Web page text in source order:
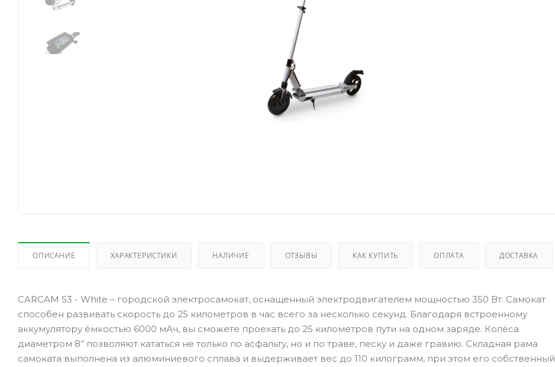
ОПИСАНИЕ ХАРАКТЕРИСТИКИ НАЛИЧИЕ ОТЗЫВЫ КАК КУПИТЬ ОПЛАТА ДОСТАВКА
CARCAM S3 - White – городской электросамокат, оснащенный электродвигателем мощностью 350 Вт. Самокат
способен развивать скорость до 25 километров в час всего за несколько секунд. Благодаря встроенному
аккумулятору ёмкостью 6000 мАч, вы сможете проехать до 25 километров пути на одном заряде. Колёса
диаметром 8’’ позволяют кататься не только по асфальту, но и по траве, песку и даже гравию. Складная рама
самоката выполнена из алюминиевого сплава и выдерживает вес до 110 килограмм, при этом его собственный